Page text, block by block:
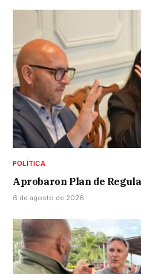
POLÍTICA
Aprobaron Plan de
6 de agosto de 2026